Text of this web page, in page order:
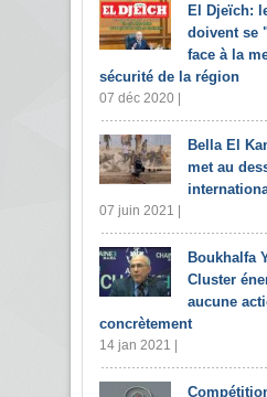
El Djeïch:
doivent se
face à la
sécurité de la région
07 déc 2020 |
Bella El
met au
07 juin 2021 |
Boukhalfa
Cluster
aucune
concrètement
14 jan 2021 |